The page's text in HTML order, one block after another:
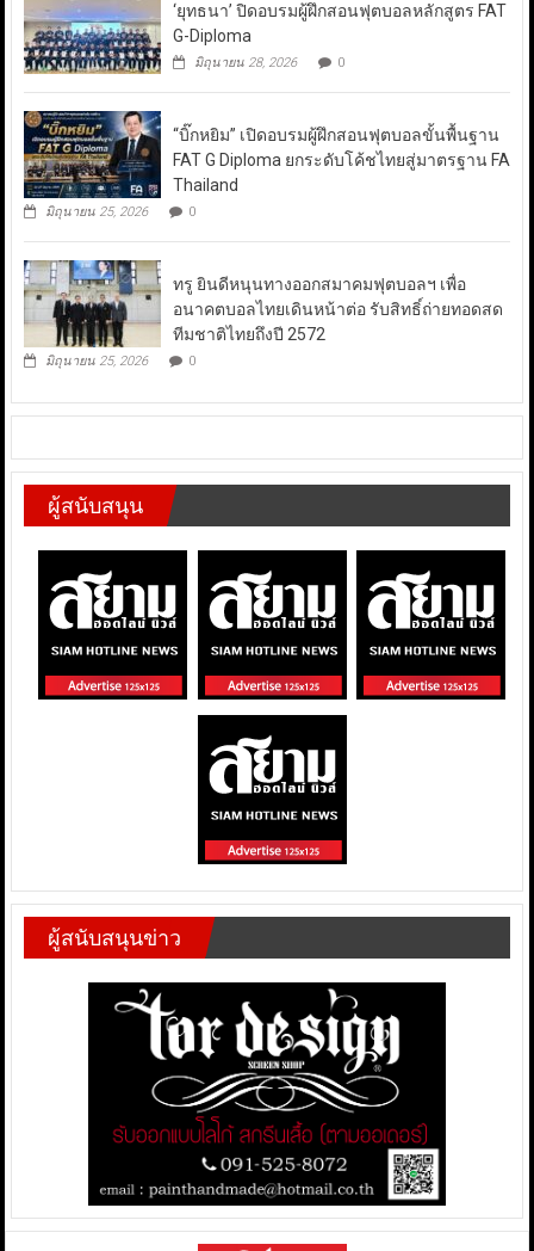
‘ยุทธนา’ ปิดอบรมผู้ฝึกสอนฟุตบอลหลักสูตร FAT
G-Diploma
มิถุนายน 28, 2026 0
“บิ๊กหยิม” เปิดอบรมผู้ฝึกสอนฟุตบอลขั้นพื้นฐาน
FAT G Diploma ยกระดับโค้ชไทยสู่มาตรฐาน FA
Thailand
มิถุนายน 25, 2026 0
ทรู ยินดีหนุนทางออกสมาคมฟุตบอลฯ เพื่อ
อนาคตบอลไทยเดินหน้าต่อ รับสิทธิ์ถ่ายทอดสด
ทีมชาติไทยถึงปี 2572
มิถุนายน 25, 2026 0
ผู้สนับสนุน
ผู้สนับสนุนข่าว